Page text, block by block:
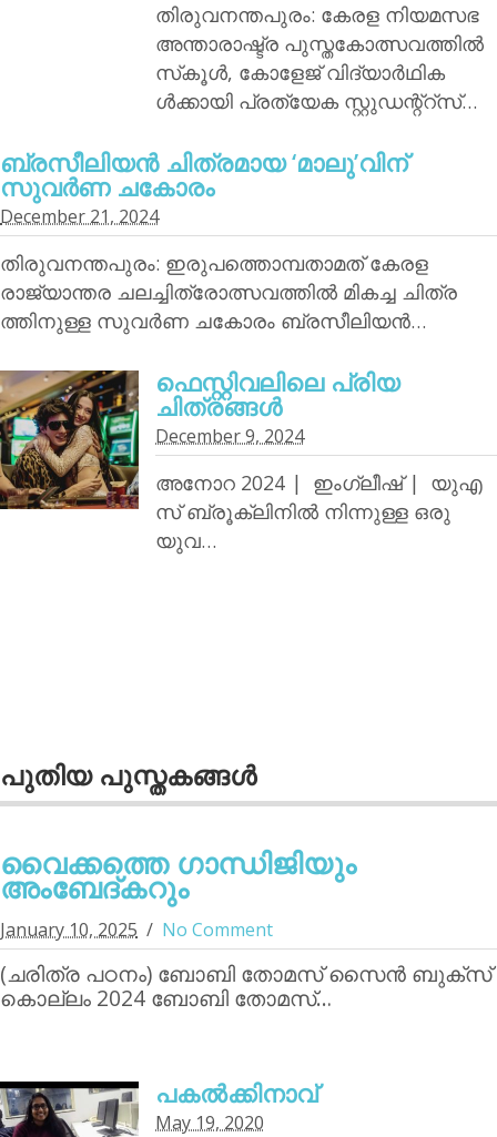
തിരുവനന്തപുരം: കേരള നിയമസഭ
അന്താരാഷ്ട്ര പുസ്തകോത്സവത്തില്‍
സ്‌കൂള്‍, കോളേജ് വിദ്യാര്‍ഥിക
ള്‍ക്കായി പ്രത്യേക സ്റ്റുഡന്റ്‌റ്‌സ്…
ബ്രസീലിയന്‍ ചിത്രമായ ‘മാലു’വിന്
സുവര്‍ണ ചകോരം
December 21, 2024
തിരുവനന്തപുരം: ഇരുപത്തൊമ്പതാമത് കേരള
രാജ്യാന്തര ചലച്ചിത്രോത്സവത്തില്‍ മികച്ച ചിത്ര
ത്തിനുള്ള സുവര്‍ണ ചകോരം ബ്രസീലിയന്‍…
ഫെസ്റ്റിവലിലെ പ്രിയ
ചിത്രങ്ങള്‍
December 9, 2024
അനോറ 2024 | ഇംഗ്ലീഷ് | യുഎ
സ് ബ്രൂക്ലിനില്‍ നിന്നുള്ള ഒരു
യുവ…
പുതിയ പുസ്തകങ്ങള്‍
വൈക്കത്തെ ഗാന്ധിജിയും
അംബേദ്കറും
January 10, 2025 No Comment
(ചരിത്ര പഠനം) ബോബി തോമസ് സൈന്‍ ബുക്‌സ്
കൊല്ലം 2024 ബോബി തോമസ്…
പകൽക്കിനാവ്‌
May 19, 2020